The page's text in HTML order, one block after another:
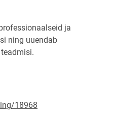
ja
ning uuendab
18968